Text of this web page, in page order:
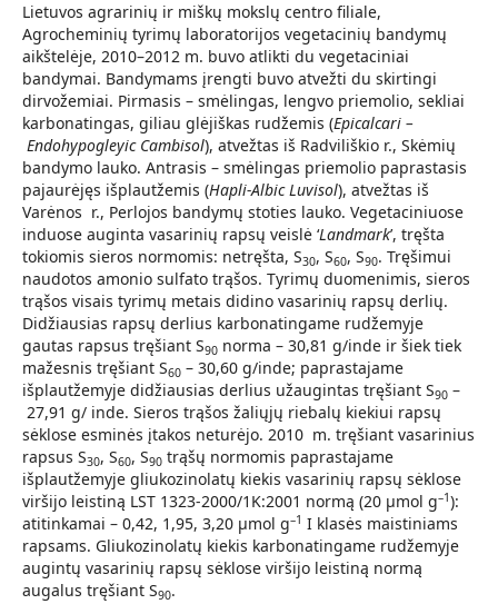
Lietuvos agrarinių ir miškų mokslų centro filiale,
Agrocheminių tyrimų laboratorijos vegetacinių bandymų
aikštelėje, 2010–2012 m. buvo atlikti du vegetaciniai
bandymai. Bandymams įrengti buvo atvežti du skirtingi
dirvožemiai. Pirmasis – smėlingas, lengvo priemolio, sekliai
karbonatingas, giliau glėjiškas rudžemis (Epicalcari –
Endohypogleyic Cambisol), atvežtas iš Radviliškio r., Skėmių
bandymo lauko. Antrasis – smėlingas priemolio paprastasis
pajaurėjęs išplautžemis (Hapli-Albic Luvisol), atvežtas iš
Varėnos r., Perlojos bandymų stoties lauko. Vegetaciniuose
induose auginta vasarinių rapsų veislė ‘Landmark’, tręšta
tokiomis sieros normomis: netręšta, S30, S60, S90. Tręšimui
naudotos amonio sulfato trąšos. Tyrimų duomenimis, sieros
trąšos visais tyrimų metais didino vasarinių rapsų derlių.
Didžiausias rapsų derlius karbonatingame rudžemyje
gautas rapsus tręšiant S90 norma – 30,81 g/inde ir šiek tiek
mažesnis tręšiant S60 – 30,60 g/inde; paprastajame
išplautžemyje didžiausias derlius užaugintas tręšiant S90 –
27,91 g/ inde. Sieros trąšos žaliųjų riebalų kiekiui rapsų
sėklose esminės įtakos neturėjo. 2010 m. tręšiant vasarinius
rapsus S30, S60, S90 trąšų normomis paprastajame
išplautžemyje gliukozinolatų kiekis vasarinių rapsų sėklose
viršijo leistiną LST 1323-2000/1K:2001 normą (20 μmol g–1):
atitinkamai – 0,42, 1,95, 3,20 μmol g–1 I klasės maistiniams
rapsams. Gliukozinolatų kiekis karbonatingame rudžemyje
augintų vasarinių rapsų sėklose viršijo leistiną normą
augalus tręšiant S90.